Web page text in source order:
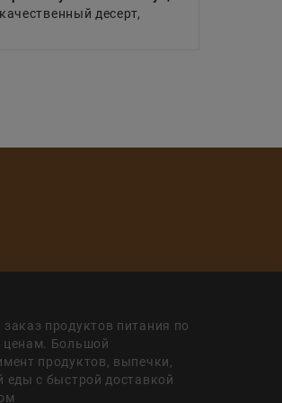
десерт,
продуктов питания по
ценам. Большой
продуктов, выпечки,
еды с быстрой доставкой